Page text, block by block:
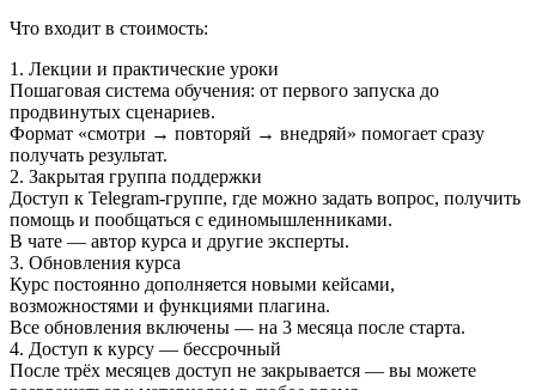
Что входит в стоимость:
1. Лекции и практические уроки
Пошаговая система обучения: от первого запуска до
продвинутых сценариев.
Формат «смотри → повторяй → внедряй» помогает сразу
получать результат.
2. Закрытая группа поддержки
Доступ к Telegram-группе, где можно задать вопрос, получить
помощь и пообщаться с единомышленниками.
В чате — автор курса и другие эксперты.
3. Обновления курса
Курс постоянно дополняется новыми кейсами,
возможностями и функциями плагина.
Все обновления включены — на 3 месяца после старта.
4. Доступ к курсу — бессрочный
После трёх месяцев доступ не закрывается — вы можете